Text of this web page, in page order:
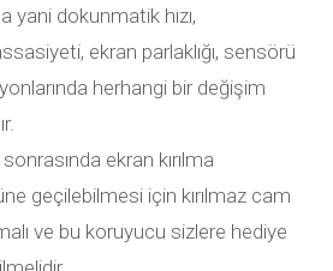
yani dokunmatik hızı,
ekran parlaklığı, sensörü
herhangi bir değişim
ekran kırılma
geçilebilmesi için kırılmaz cam
ve bu koruyucu sizlere hediye